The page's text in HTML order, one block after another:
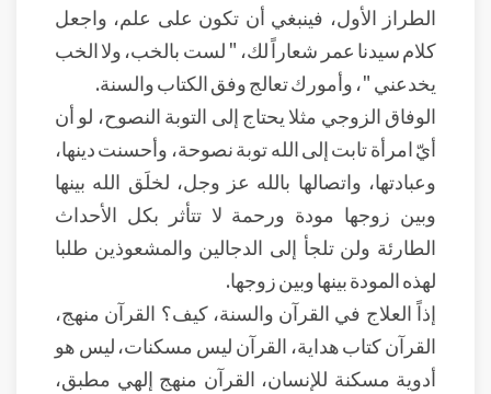
الطراز الأول، فينبغي أن تكون على علم، واجعل
كلام سيدنا عمر شعاراً لك، " لست بالخب، ولا الخب
يخدعني "، وأمورك تعالج وفق الكتاب والسنة.
الوفاق الزوجي مثلا يحتاج إلى التوبة النصوح، لو أن
أيّ امرأة تابت إلى الله توبة نصوحة، وأحسنت دينها،
وعبادتها، واتصالها بالله عز وجل، لخلَق الله بينها
وبين زوجها مودة ورحمة لا تتأثر بكل الأحداث
الطارئة ولن تلجأ إلى الدجالين والمشعوذين طلبا
لهذه المودة بينها وبين زوجها.
إذاً العلاج في القرآن والسنة، كيف؟ القرآن منهج،
القرآن كتاب هداية، القرآن ليس مسكنات، ليس هو
أدوية مسكنة للإنسان، القرآن منهج إلهي مطبق،